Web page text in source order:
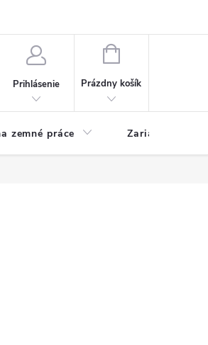
Prihlásenie
NÁKUPNÝ
Prázdny košík
zemné práce Zariadenia na